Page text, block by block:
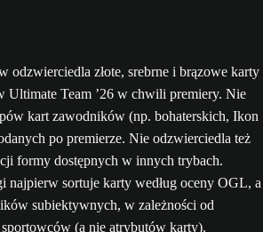
odzwierciedla złote, srebrne i brązowe karty
Ultimate Team ’26 w chwili premiery. Nie
kart zawodników (np. bohaterskich, Ikon
po premierze. Nie odzwierciedla też
formy dostępnych w innych trybach.
najpierw sortuje karty według oceny OGL, a
subiektywnych, w zależności od
(a nie atrybutów karty).